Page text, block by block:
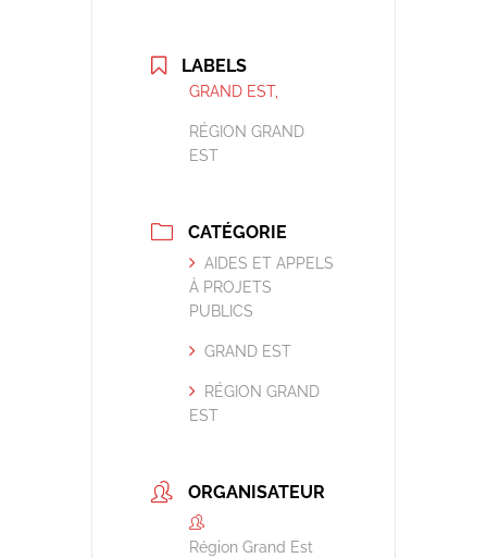
LABELS
GRAND EST,
RÉGION GRAND
EST
CATÉGORIE
AIDES ET APPELS
À PROJETS
PUBLICS
GRAND EST
RÉGION GRAND
EST
ORGANISATEUR
Région Grand Est